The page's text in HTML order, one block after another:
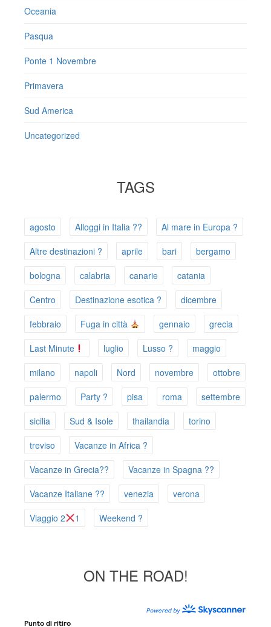
Oceania
Pasqua
Ponte 1 Novembre
Primavera
Sud America
Uncategorized
TAGS
agosto Alloggi in Italia ??
Al mare in Europa ?️
Altre destinazioni ?
aprile bari
bergamo
bologna
calabria canarie
catania
Centro
Destinazione esotica ?
dicembre
febbraio
Fuga in città gennaio
grecia
Last Minute
luglio Lusso ?
maggio
milano
napoli Nord novembre
ottobre
palermo
Party ? pisa roma
settembre
sicilia
Sud & Isole thailandia
torino
treviso
Vacanze in Africa ?
Vacanze in Grecia??
Vacanze in Spagna ??
Vacanze Italiane ??
venezia
verona
Viaggio 2
1 Weekend ?
ON THE ROAD!